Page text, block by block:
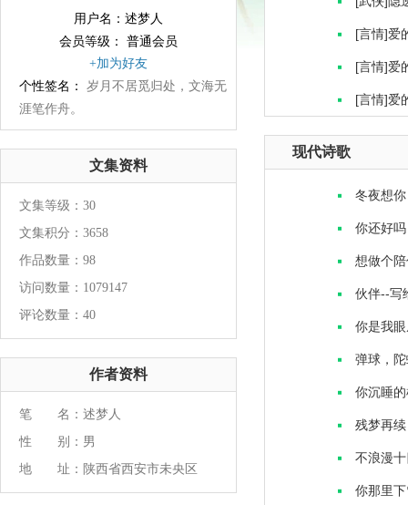
用户名：述梦人
会员等级： 普通会员
+加为好友
个性签名：
岁月不居觅归处，文海无
涯笔作舟。
文集资料
文集等级：30
文集积分：3658
作品数量：98
访问数量：1079147
评论数量：40
作者资料
笔 名：述梦人
性 别：男
地 址：陕西省西安市未央区
[言情]爱
[言情]爱
[言情]爱
现代诗歌
冬夜想你
你还好吗
想做个
伙伴--写
你是我
弹球，
你沉睡
残梦再续
不浪漫
你那里